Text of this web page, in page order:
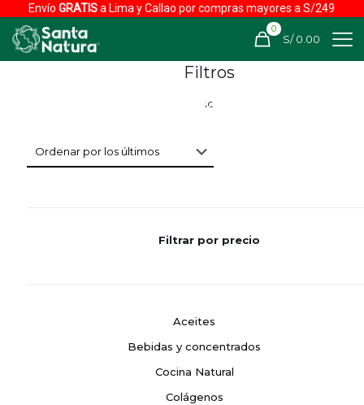
EnvíoGRATISa Lima y Callao por compras mayores a S/249
0
S/ 0.00
Filtros
Filtrar por precio
Aceites
Bebidas y concentrados
Cocina Natural
Colágenos